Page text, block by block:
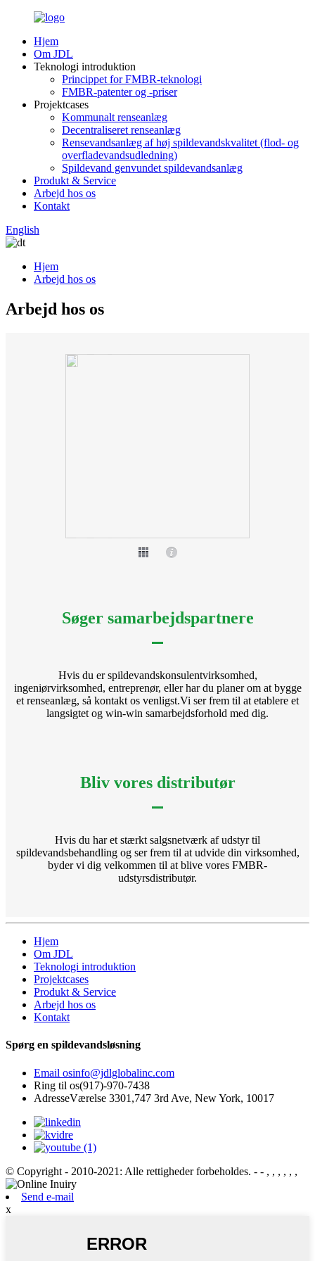
Hjem
Om JDL
Teknologi introduktion
Princippet for FMBR-teknologi
FMBR-patenter og -priser
Projektcases
Kommunalt renseanlæg
Decentraliseret renseanlæg
Rensevandsanlæg af høj spildevandskvalitet (flod- og
overfladevandsudledning)
Spildevand genvundet spildevandsanlæg
Produkt & Service
Arbejd hos os
Kontakt
English
Hjem
Arbejd hos os
Arbejd hos os
Søger samarbejdspartnere
Hvis du er spildevandskonsulentvirksomhed,
ingeniørvirksomhed, entreprenør, eller har du planer om at bygge
et renseanlæg, så kontakt os venligst.Vi ser frem til at etablere et
langsigtet og win-win samarbejdsforhold med dig.
Bliv vores distributør
Hvis du har et stærkt salgsnetværk af udstyr til
spildevandsbehandling og ser frem til at udvide din virksomhed,
byder vi dig velkommen til at blive vores FMBR-
udstyrsdistributør.
Hjem
Om JDL
Teknologi introduktion
Projektcases
Produkt & Service
Arbejd hos os
Kontakt
Spørg en spildevandsløsning
Email osinfo@jdlglobalinc.com
Ring til os(917)-970-7438
AdresseVærelse 3301,747 3rd Ave, New York, 10017
© Copyright - 2010-2021: Alle rettigheder forbeholdes. - - , , , , , ,
Send e-mail
x